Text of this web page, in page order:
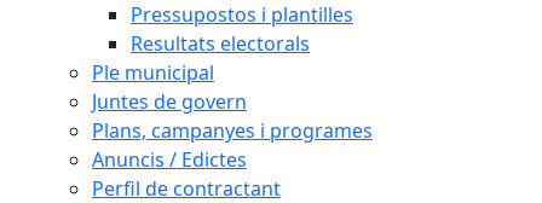
Pressupostos i plantilles
Resultats electorals
Ple municipal
Juntes de govern
Plans, campanyes i programes
Anuncis / Edictes
Perfil de contractant